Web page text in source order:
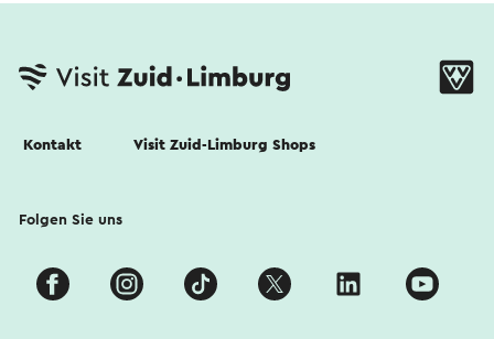
Kontakt Visit Zuid-Limburg Shops
Folgen Sie uns